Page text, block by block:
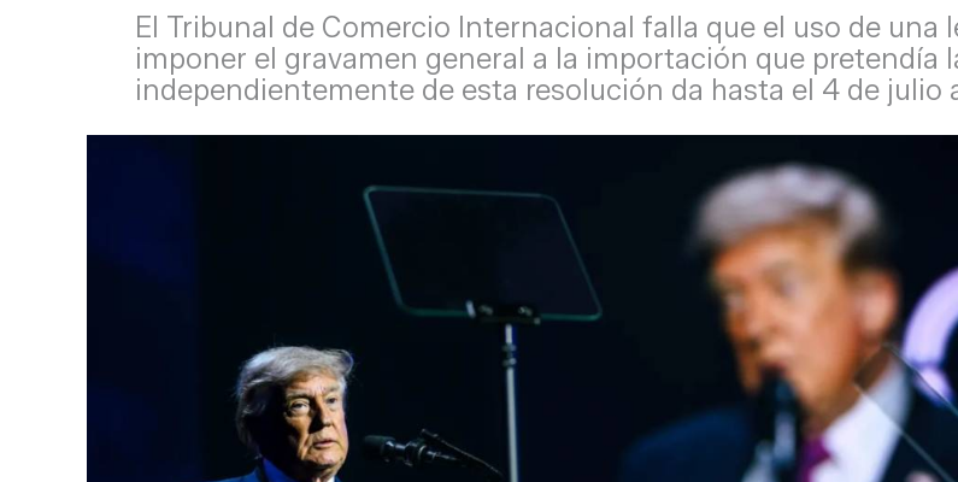
El Tribunal de Comercio Internacional falla que el uso de una
imponer el gravamen general a la importación que
independientemente de esta resolución da hasta el 4 de julio